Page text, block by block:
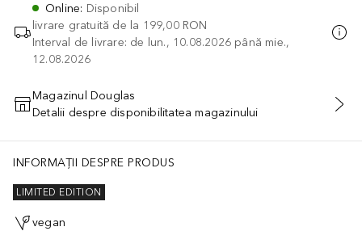
Online: Disponibil
livrare gratuită de la 199,00 RON
Interval de livrare: de lun., 10.08.2026 până mie.,
12.08.2026
ADĂUGAȚI ÎN COŞ
Magazinul Douglas
Detalii despre disponibilitatea magazinului
INFORMAȚII DESPRE PRODUS
LIMITED EDITION
vegan